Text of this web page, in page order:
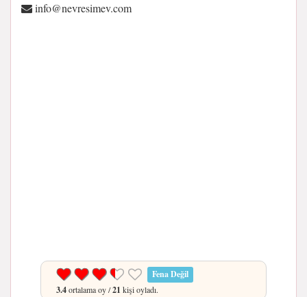
moc.vemiserven@ofni
Fena Değil
3.4ortalama oy /21 kişi oyladı.